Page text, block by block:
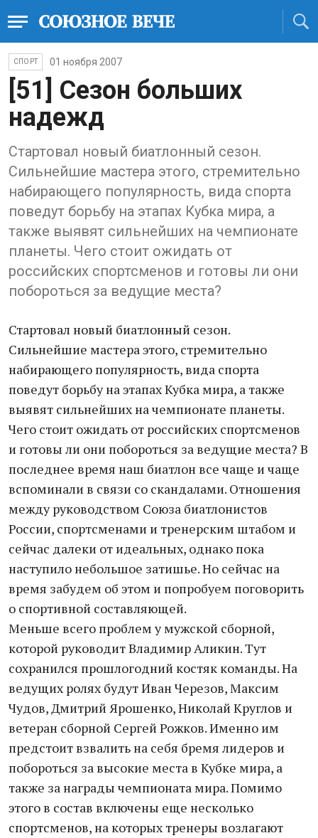
СПОРТ 01 ноября 2007
[51] Сезон больших
надежд
Стартовал новый биатлонный сезон.
Сильнейшие мастера этого, стремительно
набирающего популярность, вида спорта
поведут борьбу на этапах Кубка мира, а
также выявят сильнейших на чемпионате
планеты. Чего стоит ожидать от
российских спортсменов и готовы ли они
побороться за ведущие места?
Стартовал новый биатлонный сезон.
Сильнейшие мастера этого, стремительно
набирающего популярность, вида спорта
поведут борьбу на этапах Кубка мира, а также
выявят сильнейших на чемпионате планеты.
Чего стоит ожидать от российских спортсменов
и готовы ли они побороться за ведущие места? В
последнее время наш биатлон все чаще и чаще
вспоминали в связи со скандалами. Отношения
между руководством Союза биатлонистов
России, спортсменами и тренерским штабом и
сейчас далеки от идеальных, однако пока
наступило небольшое затишье. Но сейчас на
время забудем об этом и попробуем поговорить
о спортивной составляющей.
Меньше всего проблем у мужской сборной,
которой руководит Владимир Аликин. Тут
сохранился прошлогодний костяк команды. На
ведущих ролях будут Иван Черезов, Максим
Чудов, Дмитрий Ярошенко, Николай Круглов и
ветеран сборной Сергей Рожков. Именно им
предстоит взвалить на себя бремя лидеров и
побороться за высокие места в Кубке мира, а
также за награды чемпионата мира. Помимо
этого в состав включены еще несколько
спортсменов, на которых тренеры возлагают